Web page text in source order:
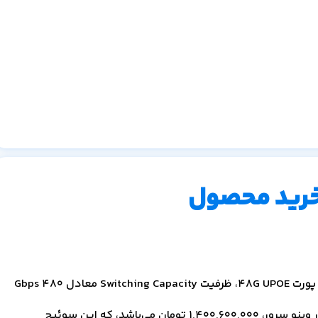
محصول
قیمت سوئیچ سیسکو C9300-48U-E با مشخصات تراکم پورت 48G UPOE، ظرفیت Switching Capacity معادل 480 Gbps